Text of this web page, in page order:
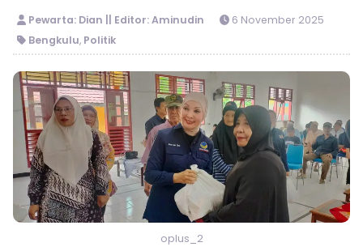
Pewarta: Dian || Editor: Aminudin
6 November 2025
Bengkulu, Politik
oplus_2